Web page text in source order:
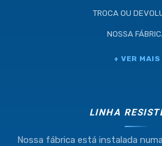
TROCA OU
NOSSA
+ VER MAIS
LINHA
Nossa fábrica está instalada